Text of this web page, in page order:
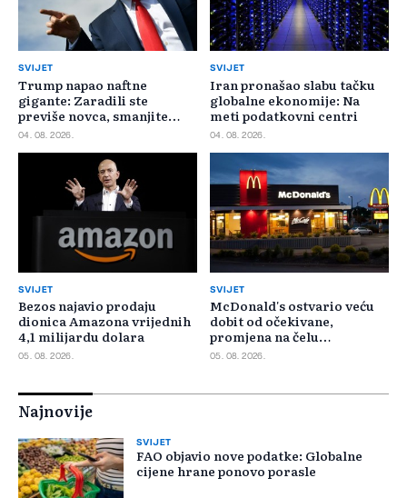
SVIJET
Trump napao naftne
gigante: Zaradili ste
previše novca, smanjite
cijene
04. 08. 2026.
SVIJET
Iran pronašao slabu tačku
globalne ekonomije: Na
meti podatkovni centri
04. 08. 2026.
SVIJET
Bezos najavio prodaju
dionica Amazona vrijednih
4,1 milijardu dolara
05. 08. 2026.
SVIJET
McDonald's ostvario veću
dobit od očekivane,
promjena na čelu
poslovanja u SAD-u
05. 08. 2026.
Najnovije
SVIJET
FAO objavio nove podatke: Globalne
cijene hrane ponovo porasle